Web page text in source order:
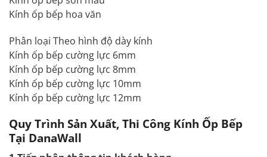
Kính ốp bếp hoa văn
Phân loại Theo hình độ dày kính
Kính ốp bếp cường lực 6mm
Kính ốp bếp cường lực 8mm
Kính ốp bếp cường lực 10mm
Kính ốp bếp cường lực 12mm
Quy Trình Sản Xuất, Thi Công Kính Ốp Bếp
Tại DanaWall